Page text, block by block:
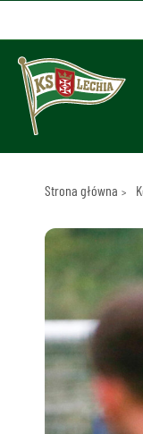
Strona główna